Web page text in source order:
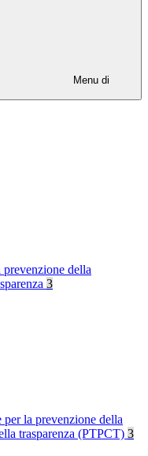
Menu di
della
3
per la prevenzione della
trasparenza (PTPCT) 3